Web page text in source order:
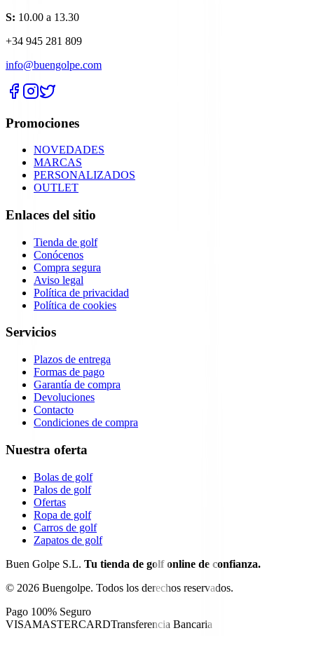
S: 10.00 a 13.30
+34 945 281 809
info@buengolpe.com
Promociones
NOVEDADES
MARCAS
PERSONALIZADOS
OUTLET
Enlaces del sitio
Tienda de golf
Conócenos
Compra segura
Aviso legal
Política de privacidad
Política de cookies
Servicios
Plazos de entrega
Formas de pago
Garantía de compra
Devoluciones
Contacto
Condiciones de compra
Nuestra oferta
Bolas de golf
Palos de golf
Ofertas
Ropa de golf
Carros de golf
Zapatos de golf
Buen Golpe S.L. Tu tienda de golf online de confianza.
© 2026 Buengolpe. Todos los derechos reservados.
Pago 100% Seguro
VISAMASTERCARDTransferencia Bancaria